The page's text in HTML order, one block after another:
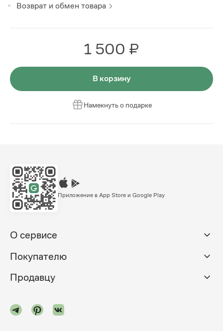
Возврат и обмен товара
1 500 ₽
В корзину
Намекнуть о подарке
Приложение в App Store и Google Play
О сервисе
Покупателю
Продавцу